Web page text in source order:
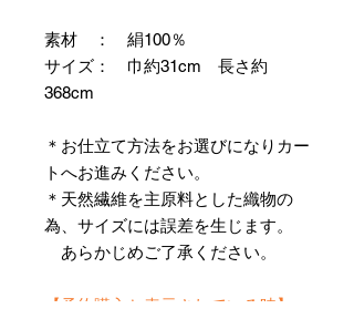
素材 ： 絹100％
サイズ： 巾約31cm 長さ約
368cm
＊お仕立て方法をお選びになりカー
トへお進みください。
＊天然繊維を主原料とした織物の
為、サイズには誤差を生じます。
あらかじめご了承ください。
【予約購入と表示されている時】